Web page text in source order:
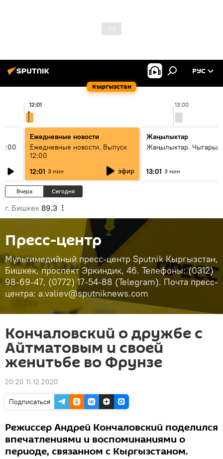
Кыргызстан
РУС
13:00
12:01
Ежедневные новости
Ежедневные новости. Выпуск
12:00
12:01 3 мин эфир
Жаңылыктар
Жаңылыктар.
13:01 3 мин
Вчера Сегодня
г. Бишкек 89.3
Пресс-центр
Мультимедийный пресс-центр Sputnik Кыргызстан,
Бишкек, проспект Эркиндик, 46. Телефоны: (0312)
98-69-47, (0772) 17-54-88 (Telegram). Почта пресс-
центра: a.valiev@sputniknews.com
Кончаловский о дружбе с
Айтматовым и своей
женитьбе во Фрунзе
20:20 11.12.2020
Подписаться
Режиссер Андрей Кончаловский поделился
впечатлениями и воспоминаниями о
периоде, связанном с Кыргызстаном.